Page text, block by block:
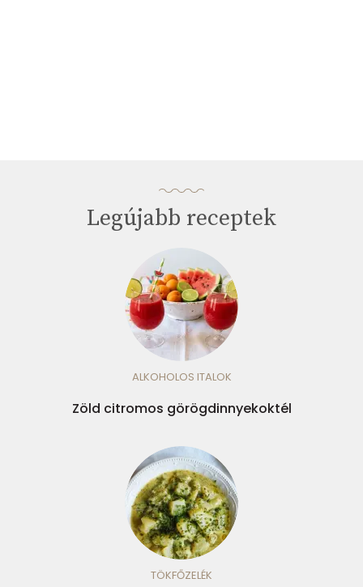
Legújabb receptek
ALKOHOLOS ITALOK
Zöld citromos görögdinnyekoktél
TÖKFŐZELÉK